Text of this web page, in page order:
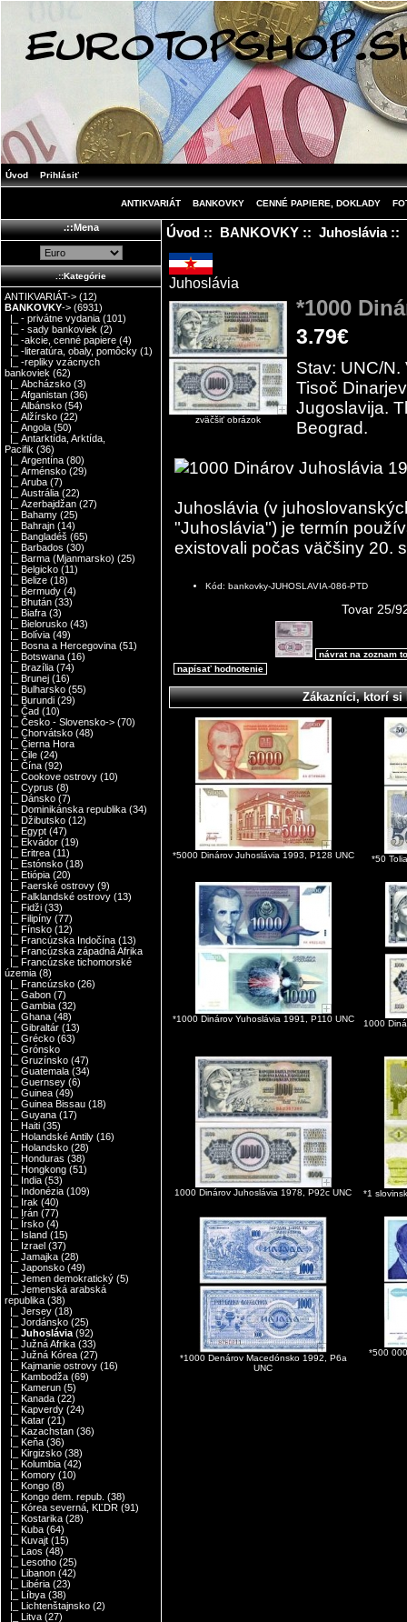
Úvod Prihlásiť
ANTIKVARIÁT BANKOVKY CENNÉ PAPIERE, DOKLADY
.::Mena
.::Kategórie
ANTIKVARIÁT-> (12)
BANKOVKY-> (6931)
|_ - privátne vydania (101)
|_ - sady bankoviek (2)
|_ -akcie, cenné papiere (4)
|_ -literatúra, obaly, pomôcky (1)
|_ -repliky vzácnych
bankoviek (62)
|_ Abcházsko (3)
|_ Afganistan (36)
|_ Albánsko (54)
|_ Alžírsko (22)
|_ Angola (50)
|_ Antarktída, Arktída,
Pacifik (36)
|_ Argentína (80)
|_ Arménsko (29)
|_ Aruba (7)
|_ Austrália (22)
|_ Azerbajdžan (27)
|_ Bahamy (25)
|_ Bahrajn (14)
|_ Bangladéš (65)
|_ Barbados (30)
|_ Barma (Mjanmarsko) (25)
|_ Belgicko (11)
|_ Belize (18)
|_ Bermudy (4)
|_ Bhután (33)
|_ Biafra (3)
|_ Bielorusko (43)
|_ Bolívia (49)
|_ Bosna a Hercegovina (51)
|_ Botswana (16)
|_ Brazília (74)
|_ Brunej (16)
|_ Bulharsko (55)
|_ Burundi (29)
|_ Čad (10)
|_ Česko - Slovensko-> (70)
|_ Chorvátsko (48)
|_ Čierna Hora
|_ Čile (24)
|_ Čína (92)
|_ Cookove ostrovy (10)
|_ Cyprus (8)
|_ Dánsko (7)
|_ Dominikánska republika (34)
|_ Džibutsko (12)
|_ Egypt (47)
|_ Ekvádor (19)
|_ Eritrea (11)
|_ Estónsko (18)
|_ Etiópia (20)
|_ Faerské ostrovy (9)
|_ Falklandské ostrovy (13)
|_ Fidži (33)
|_ Filipíny (77)
|_ Fínsko (12)
|_ Francúzska Indočína (13)
|_ Francúzska západná Afrika
|_ Francúzske tichomorské
územia (8)
|_ Francúzsko (26)
|_ Gabon (7)
|_ Gambia (32)
|_ Ghana (48)
|_ Gibraltár (13)
|_ Grécko (63)
|_ Grónsko
|_ Gruzínsko (47)
|_ Guatemala (34)
|_ Guernsey (6)
|_ Guinea (49)
|_ Guinea Bissau (18)
|_ Guyana (17)
|_ Haiti (35)
|_ Holandské Antily (16)
|_ Holandsko (28)
|_ Honduras (38)
|_ Hongkong (51)
|_ India (53)
|_ Indonézia (109)
|_ Irak (40)
|_ Irán (77)
|_ Írsko (4)
|_ Island (15)
|_ Izrael (37)
|_ Jamajka (28)
|_ Japonsko (49)
|_ Jemen demokratický (5)
|_ Jemenská arabská
republika (38)
|_ Jersey (18)
|_ Jordánsko (25)
|_ Juhoslávia (92)
|_ Južná Afrika (33)
|_ Južná Kórea (27)
|_ Kajmanie ostrovy (16)
|_ Kambodža (69)
|_ Kamerun (5)
|_ Kanada (22)
|_ Kapverdy (24)
|_ Katar (21)
|_ Kazachstan (36)
|_ Keňa (36)
|_ Kirgizsko (38)
|_ Kolumbia (42)
|_ Komory (10)
|_ Kongo (8)
|_ Kongo dem. repub. (38)
|_ Kórea severná, KĽDR (91)
|_ Kostarika (28)
|_ Kuba (64)
|_ Kuvajt (15)
|_ Laos (48)
|_ Lesotho (25)
|_ Libanon (42)
|_ Libéria (23)
|_ Líbya (38)
|_ Lichtenštajnsko (2)
|_ Litva (27)
Úvod:: BANKOVKY:: Juhoslávia::
Juhoslávia
zväčšiť obrázok
*1000
3.79€
Stav: UNC/
Tisoč
Jugoslavija.
Beograd.
Juhoslávia (v
"Juhoslávia") je termín
existovali počas väčšiny 20.
Kód: bankovky-JUHOSLAVIA-086-PTD
Tovar 25/
návrat na zoznam
napísať hodnotenie
Zákazníci, ktorí si
*5000 Dinárov Juhoslávia 1993, P128 UNC *50
*1000 Dinárov Yuhoslávia 1991, P110 UNC 1000
1000 Dinárov Juhoslávia 1978, P92c UNC *1
*1000 Denárov Macedónsko 1992, P6a
UNC
*500